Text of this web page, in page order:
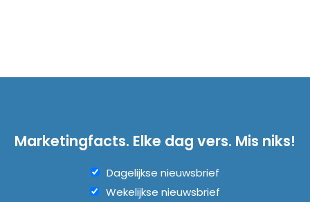
Marketingfacts. Elke dag vers. Mis niks!
Dagelijkse nieuwsbrief
Wekelijkse nieuwsbrief